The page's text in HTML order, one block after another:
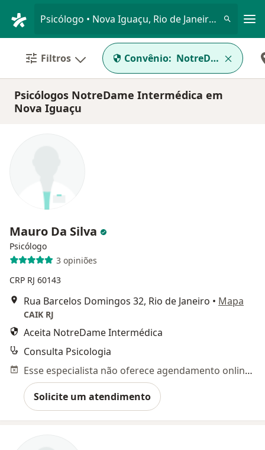
Psicólogo • Nova Iguaçu, Rio de Janeiro RJ
Filtros Convênio: NotreDame
Psicólogos NotreDame Intermédica em
Nova Iguaçu
Mauro Da Silva
Psicólogo
3 opiniões
CRP RJ 60143
Rua Barcelos Domingos 32, Rio de Janeiro • Mapa
CAIK RJ
Aceita NotreDame Intermédica
Consulta Psicologia
Esse especialista não oferece agendamento online para esse endereço.
Solicite um atendimento